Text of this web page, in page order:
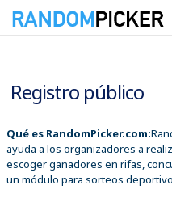
Registro público
Qué es RandomPicker.com:
ayuda a los organizadores a
escoger ganadores en rifas,
un módulo para sorteos